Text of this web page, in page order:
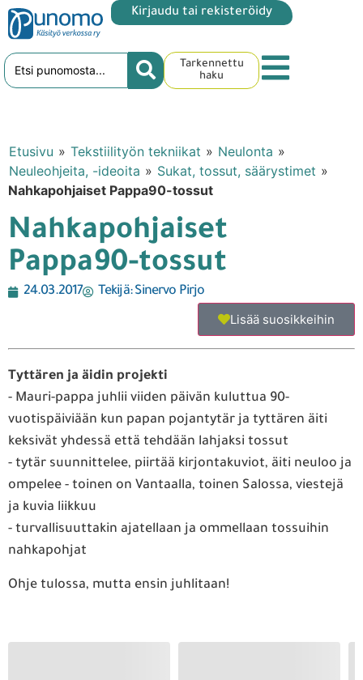
Kirjaudu tai rekisteröidy
Tarkennettu
haku
Etusivu » Tekstiilityön tekniikat » Neulonta »
Neuleohjeita, -ideoita » Sukat, tossut, säärystimet »
Nahkapohjaiset Pappa90-tossut
Nahkapohjaiset
Pappa90-tossut
24.03.2017 Tekijä:Sinervo Pirjo
Lisää suosikkeihin
Tyttären ja äidin projekti
- Mauri-pappa juhlii viiden päivän kuluttua 90-
vuotispäiviään kun papan pojantytär ja tyttären äiti
keksivät yhdessä että tehdään lahjaksi tossut
- tytär suunnittelee, piirtää kirjontakuviot, äiti neuloo ja
ompelee - toinen on Vantaalla, toinen Salossa, viestejä
ja kuvia liikkuu
- turvallisuuttakin ajatellaan ja ommellaan tossuihin
nahkapohjat
Ohje tulossa, mutta ensin juhlitaan!